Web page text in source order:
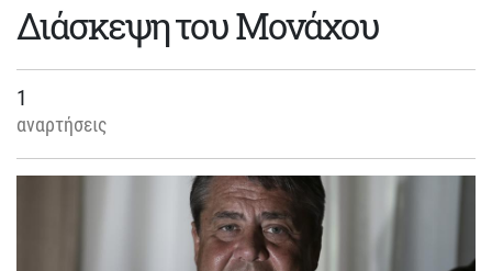
Διάσκεψη του Μονάχου
1
αναρτήσεις